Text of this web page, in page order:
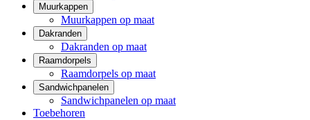
Muurkappen
Muurkappen op maat
Dakranden
Dakranden op maat
Raamdorpels
Raamdorpels op maat
Sandwichpanelen
Sandwichpanelen op maat
Toebehoren